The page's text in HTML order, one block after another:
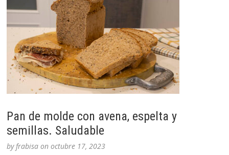
Pan de molde con avena, espelta y
semillas. Saludable
byfrabisa onoctubre 17, 2023